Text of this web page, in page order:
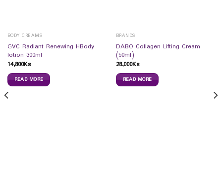
BODY CREAMS
GVC Radiant Renewing HBody
lotion 300ml
14,800Ks
READ MORE
BRANDS
DABO Collagen Lifting Cream
(50ml)
28,000Ks
READ MORE